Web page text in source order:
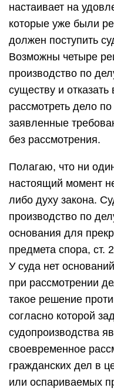
настаивает на
которые уже были
должен поступить
Возможны четыре
производство по
существу и
рассмотреть дело
заявленные
без рассмотрения.
Полагаю, что ни
настоящий момент
либо духу закона.
производство по
основания для
предмета спора, ст.
У суда нет
при рассмотрении
такое решение
согласно которой
судопроизводства
своевременное
гражданских дел в
или оспариваемых